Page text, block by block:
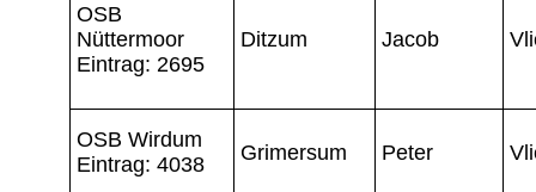
OSB
Nüttermoor
Eintrag: 2695
Ditzum Jacob
OSB Wirdum
Eintrag: 4038
Grimersum Peter